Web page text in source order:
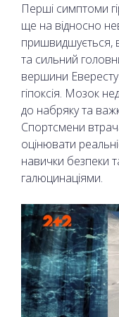
Перші симптоми
ще на відносно
пришвидшується,
та сильний
вершини
гіпоксія. Мозок
до набряку та
Спортсмени
оцінювати
навички безпеки
галюцинаціями.